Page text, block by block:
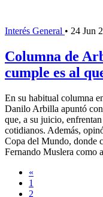
Interés General • 24 Jun
Columna de
cumple es al
En su habitual columna
Danilo Arbilla apuntó
que, a su juicio,
cotidianos. Además,
Copa del Mundo, donde
Fernando Muslera como
«
1
2